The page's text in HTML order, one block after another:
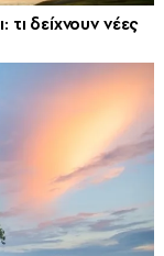
τι δείχνουν νέες